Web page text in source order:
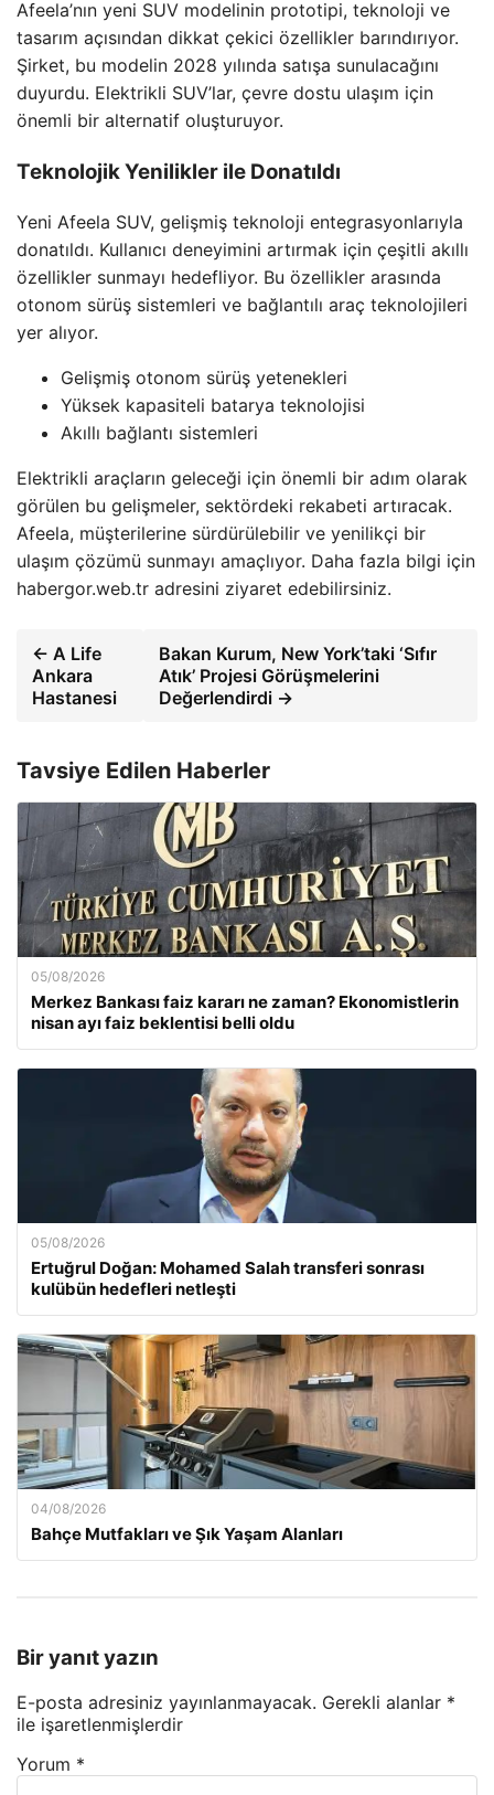
Afeela’nın yeni SUV modelinin prototipi, teknoloji ve
tasarım açısından dikkat çekici özellikler barındırıyor.
Şirket, bu modelin 2028 yılında satışa sunulacağını
duyurdu. Elektrikli SUV’lar, çevre dostu ulaşım için
önemli bir alternatif oluşturuyor.
Teknolojik Yenilikler ile Donatıldı
Yeni Afeela SUV, gelişmiş teknoloji entegrasyonlarıyla
donatıldı. Kullanıcı deneyimini artırmak için çeşitli akıllı
özellikler sunmayı hedefliyor. Bu özellikler arasında
otonom sürüş sistemleri ve bağlantılı araç teknolojileri
yer alıyor.
Gelişmiş otonom sürüş yetenekleri
Yüksek kapasiteli batarya teknolojisi
Akıllı bağlantı sistemleri
Elektrikli araçların geleceği için önemli bir adım olarak
görülen bu gelişmeler, sektördeki rekabeti artıracak.
Afeela, müşterilerine sürdürülebilir ve yenilikçi bir
ulaşım çözümü sunmayı amaçlıyor. Daha fazla bilgi için
habergor.web.tr adresini ziyaret edebilirsiniz.
← A Life
Ankara
Hastanesi
Bakan Kurum, New York’taki ‘Sıfır
Atık’ Projesi Görüşmelerini
Değerlendirdi →
Tavsiye Edilen Haberler
05/08/2026
Merkez Bankası faiz kararı ne zaman? Ekonomistlerin
nisan ayı faiz beklentisi belli oldu
05/08/2026
Ertuğrul Doğan: Mohamed Salah transferi sonrası
kulübün hedefleri netleşti
04/08/2026
Bahçe Mutfakları ve Şık Yaşam Alanları
Bir yanıt yazın
E-posta adresiniz yayınlanmayacak. Gerekli alanlar *
ile işaretlenmişlerdir
Yorum *